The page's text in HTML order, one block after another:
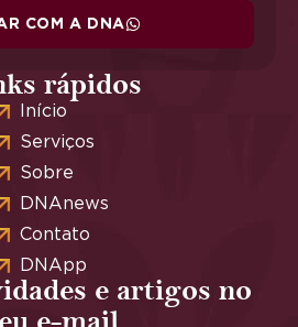
COM A DNA
rápidos
Início
Serviços
Sobre
DNAnews
Contato
DNApp
e artigos no